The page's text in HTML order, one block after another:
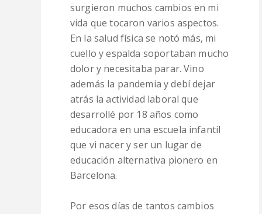
surgieron muchos cambios en mi
vida que tocaron varios aspectos.
En la salud física se notó más, mi
cuello y espalda soportaban mucho
dolor y necesitaba parar. Vino
además la pandemia y debí dejar
atrás la actividad laboral que
desarrollé por 18 años como
educadora en una escuela infantil
que vi nacer y ser un lugar de
educación alternativa pionero en
Barcelona.
Por esos días de tantos cambios